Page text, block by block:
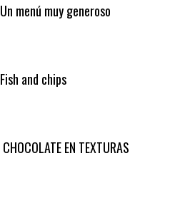
Un menú muy generoso
Fish and chips
CHOCOLATE EN TEXTURAS